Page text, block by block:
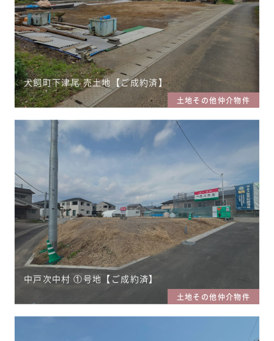
犬飼町下津尾 売土地【ご成約済】
土地その他仲介物件
中戸次中村 ①号地【ご成約済】
土地その他仲介物件